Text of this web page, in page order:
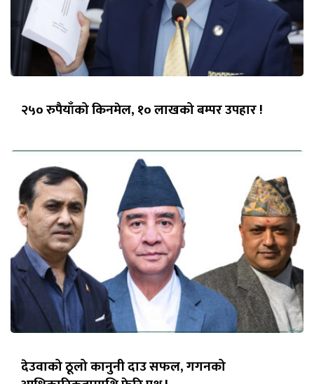
२५० रुपैयाँको किनमेल, १० लाखको बम्पर उपहार !
देउवाको ठूलो कानुनी दाउ सफल, गगनको